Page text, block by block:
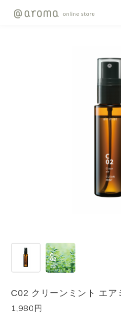
C02 クリーンミント エア
1,980円